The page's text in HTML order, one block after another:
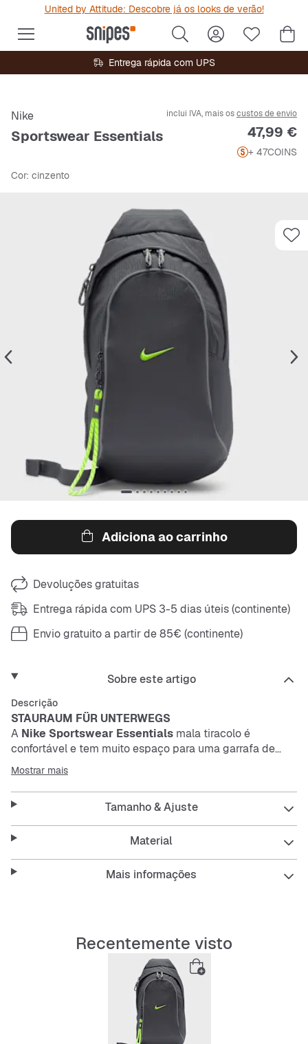
United by Attitude: Descobre já os looks de verão!
Entrega rápida com UPS
Nike
Sportswear Essentials
inclui IVA, mais oscustos de envio
Preço
47,99 €
+ 47COINS
Cor: cinzento
Adiciona ao carrinho
Devoluções gratuitas
Entrega rápida com UPS 3-5 dias úteis (continente)
Envio gratuito a partir de 85€ (continente)
Sobre este artigo
Descrição
STAURAUM FÜR UNTERWEGS
A Nike Sportswear Essentials mala tiracolo é
confortável e tem muito espaço para uma garrafa de
água, um casaco dobrável e muito mais. Bolsos com
fecho extra e uma alça de ombro ajustável ajudam-te a
manter tudo organizado, onde quer que vás. Este
produto é feito com pelo menos 50% de fibras de
poliéster reciclado.
personalizado.
A grande aba do fecho permite acesso rápido ao teu
Mostrar mais
Tamanho & Ajuste
Material
Mais informações
Recentemente visto